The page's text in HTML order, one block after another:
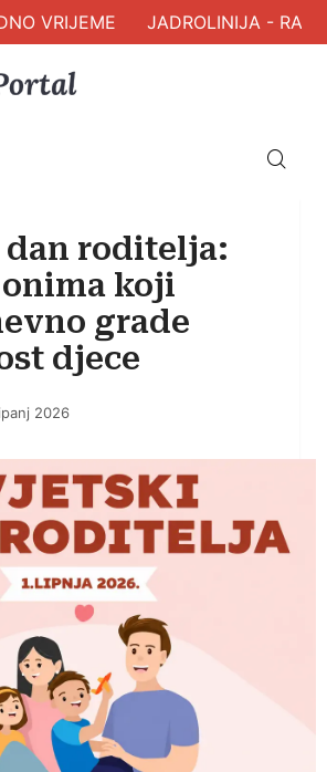
VRIJEME JADROLINIJA -
roditelja:
koji
grade
djece
2026